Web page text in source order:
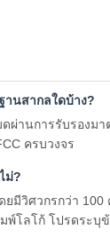
นสากลใดบ้าง?
ดผ่านการรับรอง
ครบวงจร
ม่?
มีวิศวกรกว่า
พ์โลโก้ โปรดระบุ